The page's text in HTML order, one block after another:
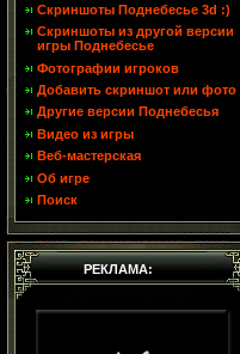
Скриншоты Поднебесье 3d :)
Скриншоты из другой версии
игры Поднебесье
Фотографии игроков
Добавить скриншот или фото
Другие версии Поднебесья
Видео из игры
Веб-мастерская
Об игре
Поиск
РЕКЛАМА: